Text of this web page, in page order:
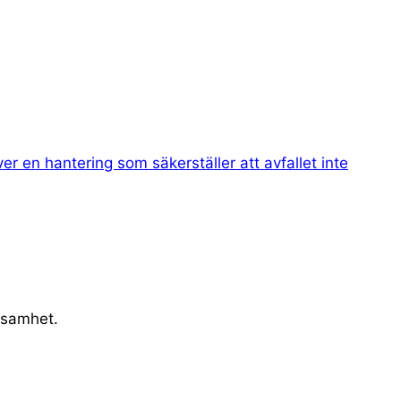
en hantering som säkerställer att avfallet inte